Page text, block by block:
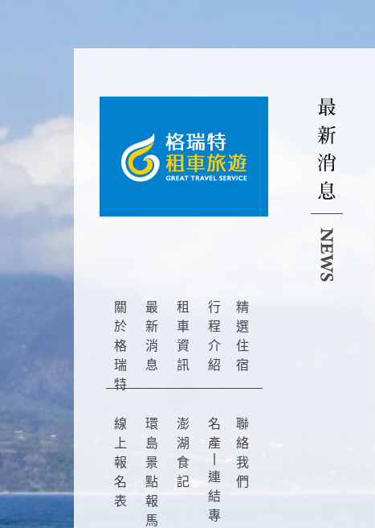
關
於
格
瑞
特
最
新
消
息
租
車
資
訊
行
程
介
紹
精
選
住
宿
線
上
報
名
表
環
島
景
點
報
馬
澎
湖
食
記
名
產
連
結
專
聯
絡
我
們